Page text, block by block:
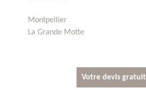
Montpellier
La Grande Motte
Votre devis gratuit